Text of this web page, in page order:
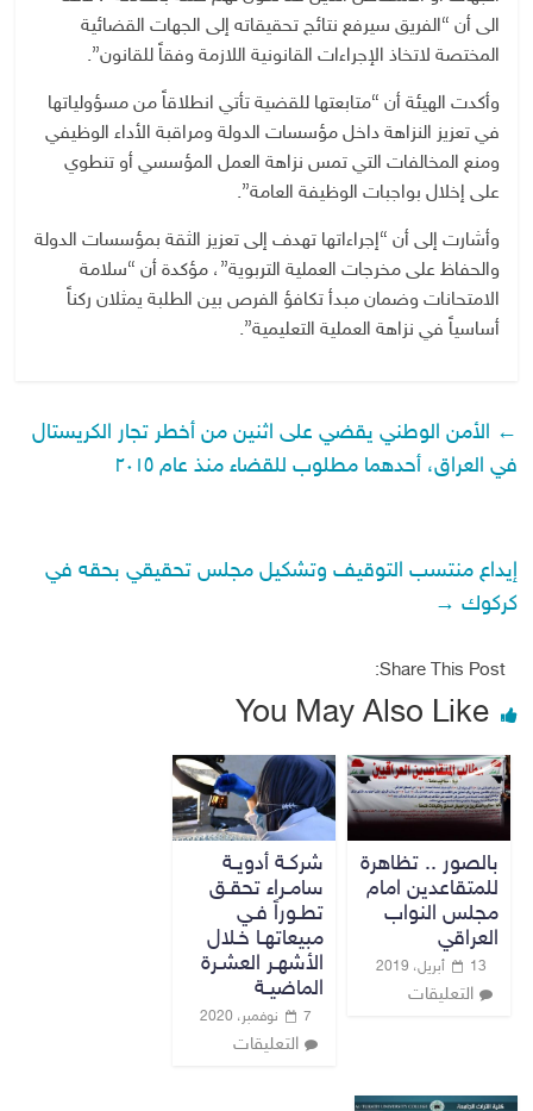
الى أن “الفريق سيرفع نتائج تحقيقاته إلى الجهات القضائية
المختصة لاتخاذ الإجراءات القانونية اللازمة وفقاً للقانون”.
وأكدت الهيئة أن “متابعتها للقضية تأتي انطلاقاً من مسؤولياتها
في تعزيز النزاهة داخل مؤسسات الدولة ومراقبة الأداء الوظيفي
ومنع المخالفات التي تمس نزاهة العمل المؤسسي أو تنطوي
على إخلال بواجبات الوظيفة العامة”.
وأشارت إلى أن “إجراءاتها تهدف إلى تعزيز الثقة بمؤسسات الدولة
والحفاظ على مخرجات العملية التربوية”، مؤكدة أن “سلامة
الامتحانات وضمان مبدأ تكافؤ الفرص بين الطلبة يمثلان ركناً
أساسياً في نزاهة العملية التعليمية”.
← الأمن الوطني يقضي على اثنين من أخطر تجار الكريستال
في العراق، أحدهما مطلوب للقضاء منذ عام ٢٠١٥
إيداع منتسب التوقيف وتشكيل مجلس تحقيقي بحقه في
كركوك →
Share This Post:
You May Also Like
بالصور .. تظاهرة
للمتقاعدين امام
مجلس النواب
العراقي
13 أبريل، 2019
التعليقات
شركـة أدويـة
سامـراء تحقـق
تطـوراً فـي
مبيعاتهـا خـلال
الأشهـر العشـرة
الماضيـة
7 نوفمبر، 2020
التعليقات